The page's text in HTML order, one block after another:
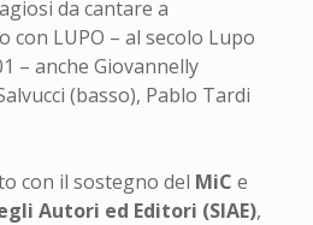
da cantare a
con LUPO – al secolo Lupo
– anche Giovannelly
(basso), Pablo Tardi
con il sostegno del MiC e
Autori ed Editori (SIAE),